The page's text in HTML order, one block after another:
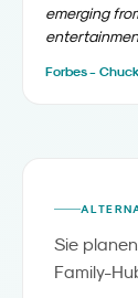
emerging
Forbes -
Sie
Family-